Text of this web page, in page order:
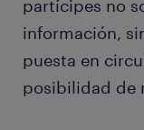
partícipes no
información,
puesta en
posibilidad de